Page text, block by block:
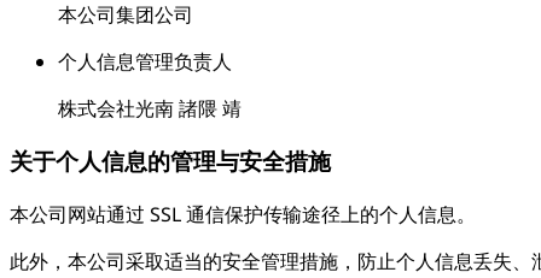
本公司集团公司
个人信息管理负责人
株式会社光南 諸隈 靖
关于个人信息的管理与安全措施
本公司网站通过 SSL 通信保护传输途径上的个人信息。
此外，本公司采取适当的安全管理措施，防止个人信息丢失